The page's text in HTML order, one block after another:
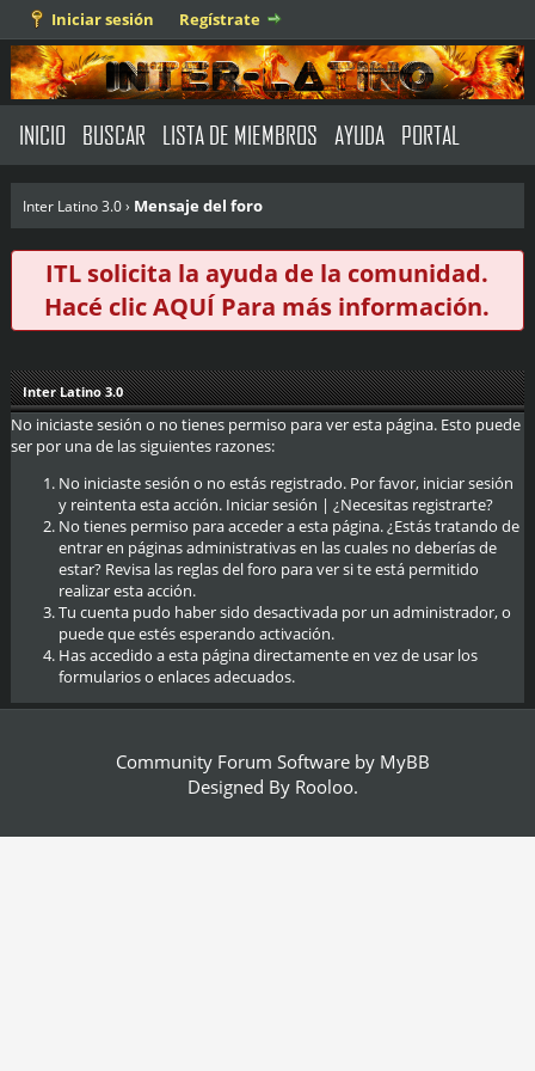
Iniciar sesión Regístrate
INICIO BUSCAR LISTA DE MIEMBROS AYUDA PORTAL
Inter Latino 3.0› Mensaje del foro
ITL solicita la ayuda de la comunidad.
Hacé clicAQUÍ Para más información.
Inter Latino 3.0
No iniciaste sesión o no tienes permiso para ver esta página. Esto puede
ser por una de las siguientes razones:
No iniciaste sesión o no estás registrado. Por favor, iniciar sesión
y reintenta esta acción. Iniciar sesión | ¿Necesitas registrarte?
No tienes permiso para acceder a esta página. ¿Estás tratando de
entrar en páginas administrativas en las cuales no deberías de
estar? Revisa las reglas del foro para ver si te está permitido
realizar esta acción.
Tu cuenta pudo haber sido desactivada por un administrador, o
puede que estés esperando activación.
Has accedido a esta página directamente en vez de usar los
formularios o enlaces adecuados.
Community Forum Software by MyBB
Designed By Rooloo.